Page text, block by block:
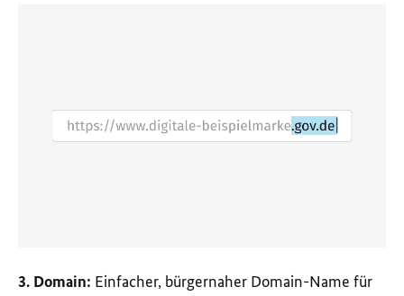
3. Domain: Einfacher, bürgernaher Domain-Name für